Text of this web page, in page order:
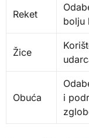
Reket
bolju
Žice
Obuća
i